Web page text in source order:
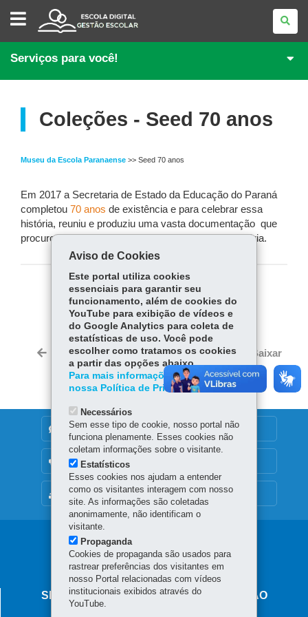
GESTÃO
ESCOLAR
Serviços para você!
Coleções - Seed 70 anos
Museu da Escola Paranaense >> Seed 70 anos
Em 2017 a Secretaria de Estado da Educação do Paraná
completou 70 anos de existência e para celebrar essa
história, reuniu e produziu uma vasta documentação que
procurou registrar sua atuação ao longo dessa história.
COMPARTILHE:
Fa
ce
bo
ok
Tw
itt
er
W
ha
ts
Ap
p
Voltar Início Imprimir Baixar
MAPA DO SITE
DENUNCIE CORRUPÇÃO
OUVIDORIA
SECRETARIA DE ESTADO DA EDUCAÇÃO
Aviso de Cookies
Este portal utiliza cookies
essenciais para garantir seu
funcionamento, além de cookies do
YouTube para exibição de vídeos e
do Google Analytics para coleta de
estatísticas de uso. Você pode
escolher como tratamos os cookies
a partir das opções abaixo.
Para mais informações, acesse
nossa Política de Privacidade.
Necessários
Sem esse tipo de cookie, nosso portal não
funciona plenamente. Esses cookies não
coletam informações sobre o visitante.
Estatísticos
Esses cookies nos ajudam a entender
como os visitantes interagem com nosso
site. As informações são coletadas
anonimamente, não identificam o
visitante.
Propaganda
Cookies de propaganda são usados para
rastrear preferências dos visitantes em
nosso Portal relacionadas com vídeos
institucionais exibidos através do
YouTube.